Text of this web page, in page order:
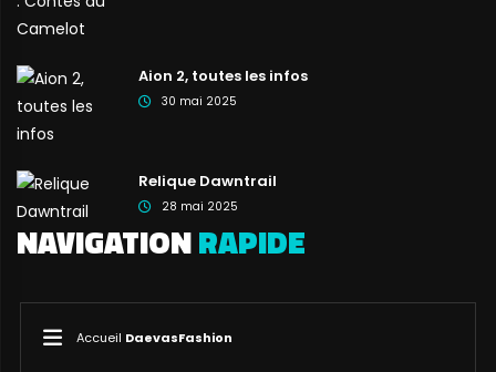
Aion 2, toutes les infos
30 mai 2025
Relique Dawntrail
28 mai 2025
NAVIGATIONRAPIDE
Accueil DaevasFashion